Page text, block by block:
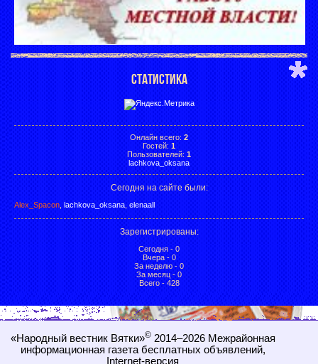
СТАТИСТИКА
Онлайн всего: 2
Гостей: 1
Пользователей: 1
lachkova_oksana
Сегодня на сайте были:
Alex_Spacon lachkova_oksana elenaall
Зарегистрированы:
Сегодня - 0
Вчера - 0
За неделю - 0
За месяц - 0
Всего - 428
«Народный вестник Вятки»©2014–2026 Межрайонная
информационная газета бесплатных объявлений,
Internet-версия